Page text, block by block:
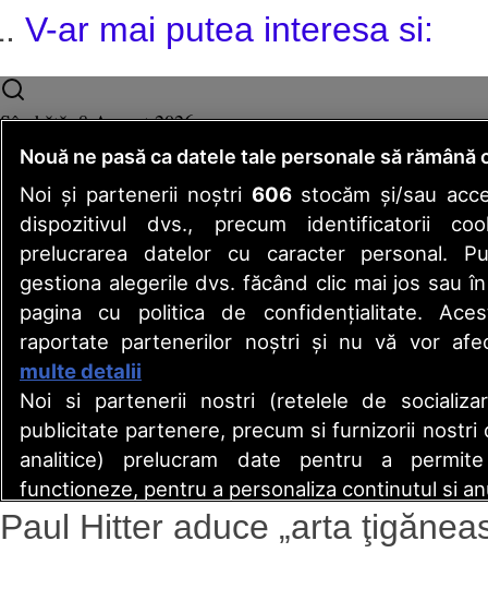
V-ar mai putea interesa si:
Paul Hitter aduce „arta